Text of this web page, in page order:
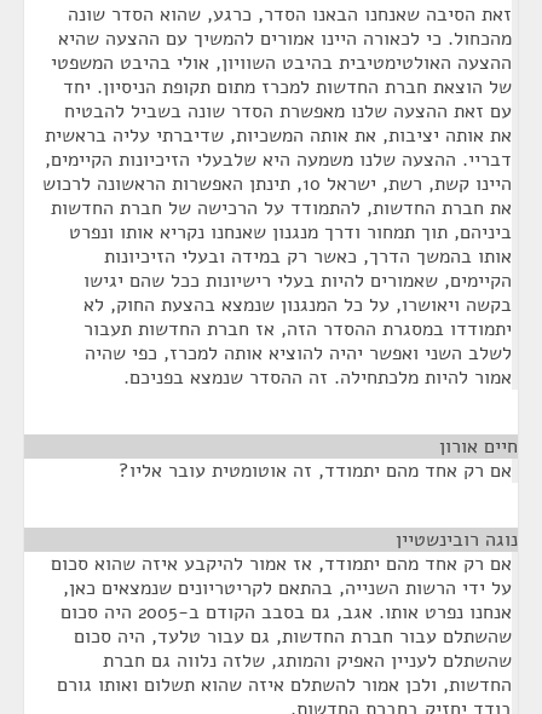
זאת הסיבה שאנחנו הבאנו הסדר, כרגע, שהוא הסדר שונה
מהכחול. כי לכאורה היינו אמורים להמשיך עם ההצעה שהיא
ההצעה האולטימטיבית בהיבט השוויון, אולי בהיבט המשפטי
של הוצאת חברת החדשות למכרז מתום תקופת הניסיון. יחד
עם זאת ההצעה שלנו מאפשרת הסדר שונה בשביל להבטיח
את אותה יציבות, את אותה המשכיות, שדיברתי עליה בראשית
דבריי. ההצעה שלנו משמעה היא שלבעלי הזיכיונות הקיימים,
היינו קשת, רשת, ישראל 10, תינתן האפשרות הראשונה לרכוש
את חברת החדשות, להתמודד על הרכישה של חברת החדשות
ביניהם, תוך תמחור ודרך מנגנון שאנחנו נקריא אותו ונפרט
אותו בהמשך הדרך, כאשר רק במידה ובעלי הזיכיונות
הקיימים, שאמורים להיות בעלי רישיונות ככל שהם יגישו
בקשה ויאושרו, על כל המנגנון שנמצא בהצעת החוק, לא
יתמודדו במסגרת ההסדר הזה, אז חברת החדשות תעבור
לשלב השני ואפשר יהיה להוציא אותה למכרז, כפי שהיה
אמור להיות מלכתחילה. זה ההסדר שנמצא בפניכם.
חיים אורון
אם רק אחד מהם יתמודד, זה אוטומטית עובר אליו?
נוגה רובינשטיין
אם רק אחד מהם יתמודד, אז אמור להיקבע איזה שהוא סכום
על ידי הרשות השנייה, בהתאם לקריטריונים שנמצאים כאן,
אנחנו נפרט אותו. אגב, גם בסבב הקודם ב-2005 היה סכום
שהשתלם עבור חברת החדשות, גם עבור טלעד, היה סכום
שהשתלם לעניין האפיק והמותג, שלזה נלווה גם חברת
החדשות, ולכן אמור להשתלם איזה שהוא תשלום ואותו גורם